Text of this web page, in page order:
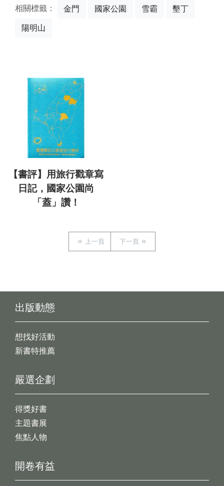
相關標籤： 金門 國家公園 雪霸 墾丁
陽明山
【書評】用旅行戳章寫
日記，國家公園尚
「蓋」讚！
上一頁 下一頁
出版動態
想找好活動
新書特推薦
開卷有益
嚴選企劃
得獎好書
主題書展
焦點人物